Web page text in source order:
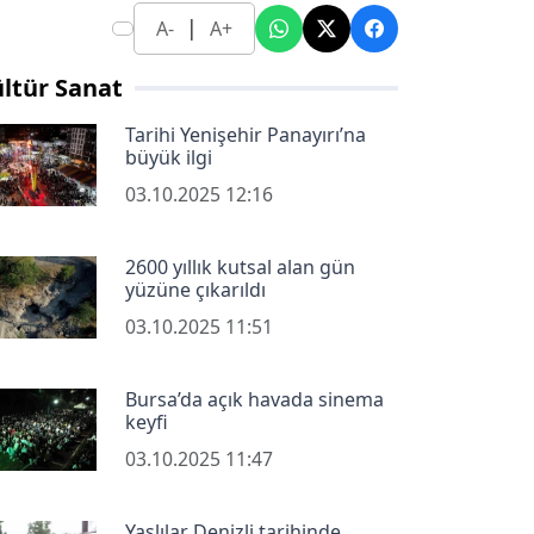
A- | A+
Sanat
Tarihi Yenişehir Panayırı’na
büyük ilgi
03.10.2025 12:16
2600 yıllık kutsal alan gün
yüzüne çıkarıldı
03.10.2025 11:51
Bursa’da açık havada sinema
keyfi
03.10.2025 11:47